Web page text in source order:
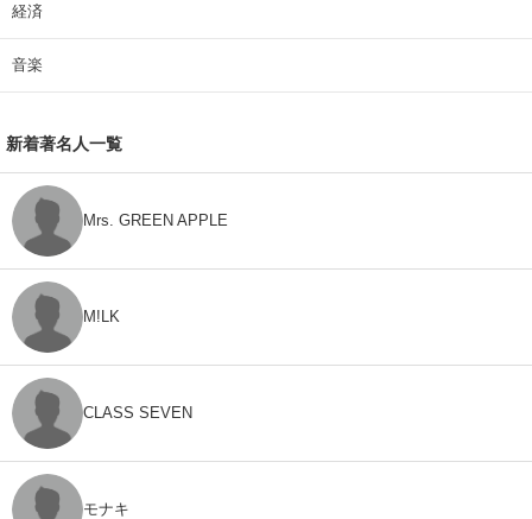
経済
音楽
新着著名人一覧
Mrs. GREEN APPLE
M!LK
CLASS SEVEN
モナキ